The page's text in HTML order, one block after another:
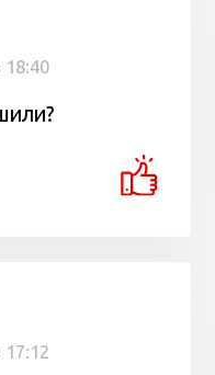
18:40
17:12